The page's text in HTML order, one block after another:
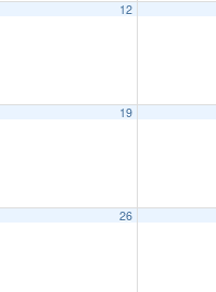
12
19
26